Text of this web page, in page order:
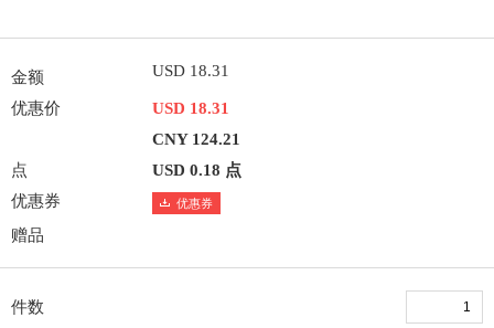
金额 USD 18.31
优惠价
USD 18.31
CNY 124.21
点
USD 0.18 点
优惠券
优惠券
赠品
件数